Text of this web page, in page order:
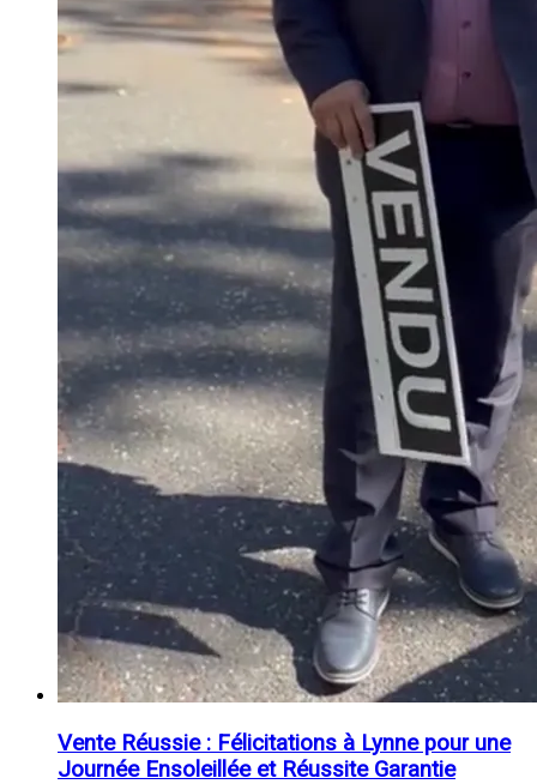
Vente Réussie : Félicitations à Lynne pour une
Journée Ensoleillée et Réussite Garantie